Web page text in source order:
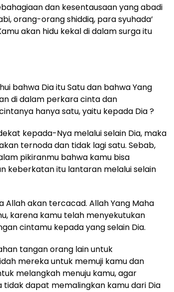
dan kesentausaan yang abadi
orang-orang shiddiq, para syuhada’
akan hidu kekal di dalam surga itu
bahwa Dia itu Satu dan bahwa Yang
di dalam perkara cinta dan
hanya satu, yaitu kepada Dia ?
kepada-Nya melalui selain Dia, maka
ternoda dan tidak lagi satu. Sebab,
pikiranmu bahwa kamu bisa
keberkatan itu lantaran melalui selain
Allah akan tercacad. Allah Yang Maha
karena kamu telah menyekutukan
cintamu kepada yang selain Dia.
tangan orang lain untuk
mereka untuk memuji kamu dan
melangkah menuju kamu, agar
dapat memalingkan kamu dari Dia